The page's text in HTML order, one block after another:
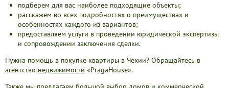
подберем для вас наиболее подходящие объекты;
расскажем во всех подробностях о преимуществах и
особенностях каждого из вариантов;
предоставляем услуги в проведении юридической экспертизы
и сопровождении заключения сделки.
Нужна помощь в покупке квартиры в Чехии? Обращайтесь в
агентство недвижимости «PragaHouse».